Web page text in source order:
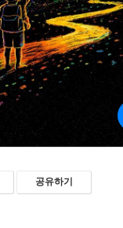
공유하기